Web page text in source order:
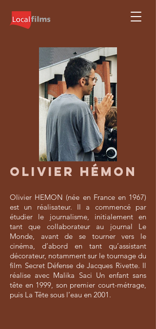
OLIVIER HÉMON
Olivier HEMON (née en France en 1967)
est un réalisateur. Il a commencé par
étudier le journalisme, initialement en
tant que collaborateur au journal Le
Monde, avant de se tourner vers le
cinéma, d’abord en tant qu’assistant
décorateur, notamment sur le tournage du
film Secret Défense de Jacques Rivette. Il
réalise avec Malika Saci Un enfant sans
tête en 1999, son premier court-métrage,
puis La Tête sous l’eau en 2001.